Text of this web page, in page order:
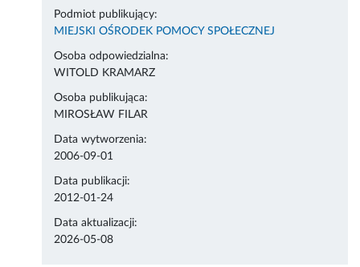
Podmiot publikujący:
MIEJSKI OŚRODEK POMOCY SPOŁECZNEJ
Osoba odpowiedzialna:
WITOLD KRAMARZ
Osoba publikująca:
MIROSŁAW FILAR
Data wytworzenia:
2006-09-01
Data publikacji:
2012-01-24
Data aktualizacji:
2026-05-08